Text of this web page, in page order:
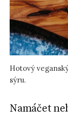
Hotový
sýru.
Namáčet